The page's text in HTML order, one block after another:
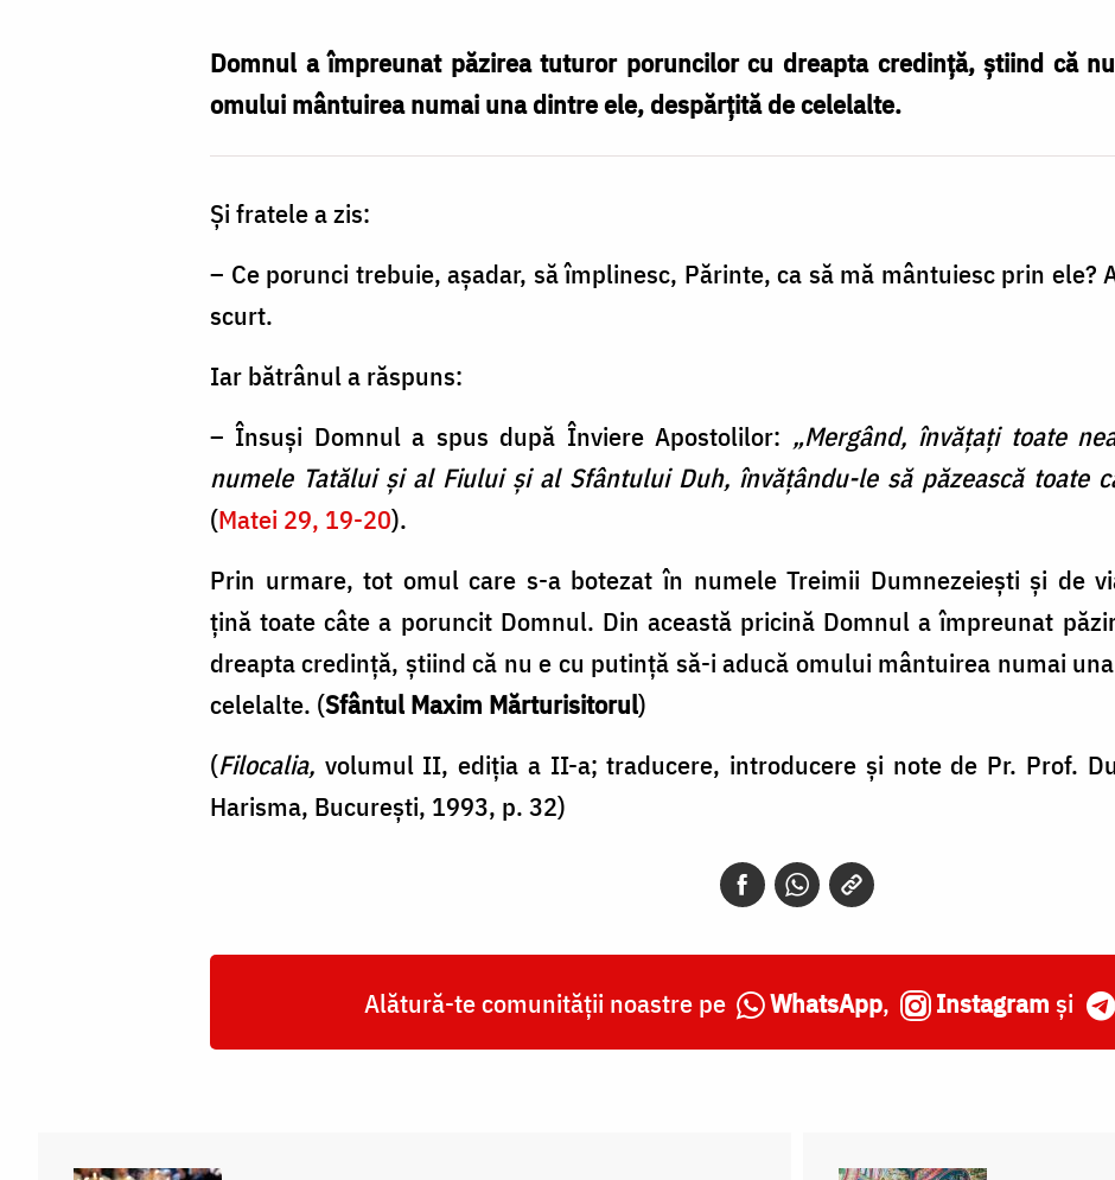
Domnul a împreunat păzirea tuturor poruncilor cu dreapta credință, știind că
omului mântuirea numai una dintre ele, despărțită de celelalte.
Și fratele a zis:
– Ce porunci trebuie, așadar, să împlinesc, Părinte, ca să mă mântuiesc prin ele?
scurt.
Iar bătrânul a răspuns:
– Însuși Domnul a spus după Înviere Apostolilor: „Mergând, învățați toate
numele Tatălui și al Fiului și al Sfântului Duh, învățându-le să păzească toate
(Matei 29, 19-20).
Prin urmare, tot omul care s-a botezat în numele Treimii Dumnezeiești și de
țină toate câte a poruncit Domnul. Din această pricină Domnul a împreunat
dreapta credință, știind că nu e cu putință să-i aducă omului mântuirea numai
celelalte. (Sfântul Maxim Mărturisitorul)
(Filocalia, volumul II, ediția a II-a; traducere, introducere și note de Pr. Prof.
Harisma, București, 1993, p. 32)
Alătură-te comunității noastre pe WhatsApp, Instagram și